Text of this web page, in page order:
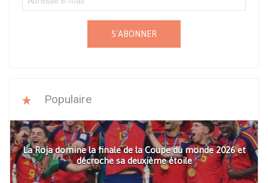
S'ABONNER
Populaire
La Roja domine la finale de la Coupe du monde 2026 et
décroche sa deuxième étoile